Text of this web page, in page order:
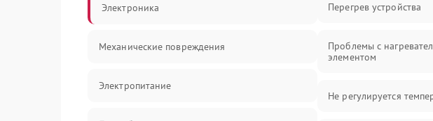
Электроника
Механические повреждения
Электропитание
Перегрев устройства
Проблемы с
элементом
Не регулируется